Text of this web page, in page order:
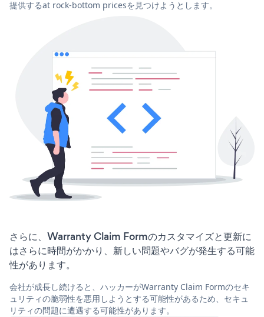
提供するat rock-bottom pricesを見つけようとします。
さらに、Warranty Claim Formのカスタマイズと更新に
はさらに時間がかかり、新しい問題やバグが発生する可能
性があります。
会社が成長し続けると、ハッカーがWarranty Claim Formのセキ
ュリティの脆弱性を悪用しようとする可能性があるため、セキュ
リティの問題に遭遇する可能性があります。